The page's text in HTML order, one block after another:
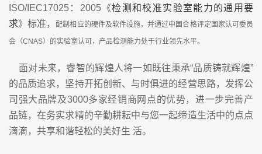
ISO/IEC17025：2005《检测和校准实验室能力的通用要
求》标准，配制相应的硬件及软件设施，并通过中国合格评定国家认可委员
会（CNAS）的实验室认可，产品检测能力处于行业领先水平。
面对未来，睿智的辉煌人将一如既往秉承“品质铸就辉煌”
的品质追求，坚持开拓创新、与时俱进的经营思路，发挥公
司强大品牌及3000多家经销商网点的优势，进一步完善产
品链，在务实求精的辛勤耕耘中与您一起缔造生活中的点点
滴滴，共享和谐轻松的美好生 活。